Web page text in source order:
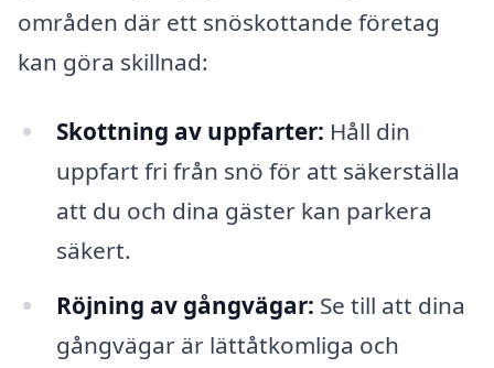
områden där ett snöskottande företag
kan göra skillnad:
Skottning av uppfarter: Håll din
uppfart fri från snö för att säkerställa
att du och dina gäster kan parkera
säkert.
Röjning av gångvägar: Se till att dina
gångvägar är lättåtkomliga och